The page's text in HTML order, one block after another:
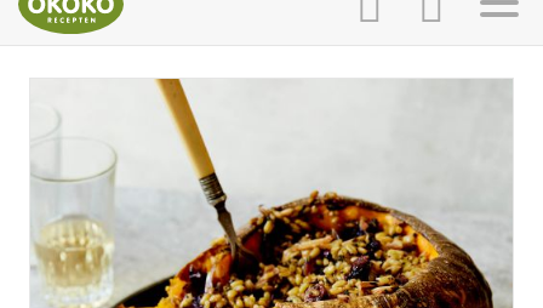
AANMELDEN
RECEPTEN
WEEKMENU'S